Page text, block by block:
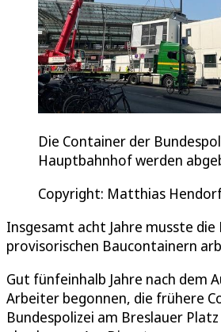
Die Container der
Hauptbahnhof werden
Copyright: Matthias
Insgesamt acht Jahre musste die
provisorischen Baucontainern
Gut fünfeinhalb Jahre nach dem
Arbeiter begonnen, die frühere
Bundespolizei am Breslauer